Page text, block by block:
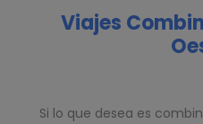
Viajes
Si lo que desea es